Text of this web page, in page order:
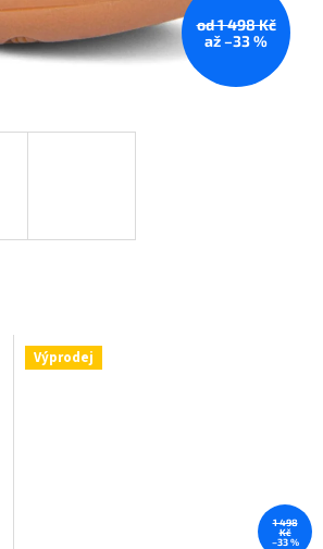
od 1 498 Kč
až –33 %
Výprodej
1 498
Kč
–33 %